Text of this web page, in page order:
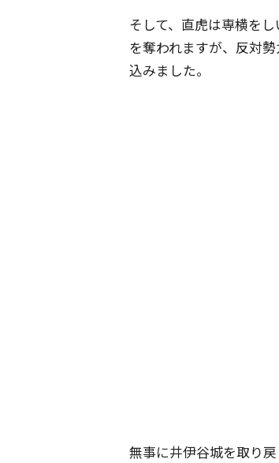
そして、直虎は専横を
を奪われますが、反対
込みました。
無事に井伊谷城を取り